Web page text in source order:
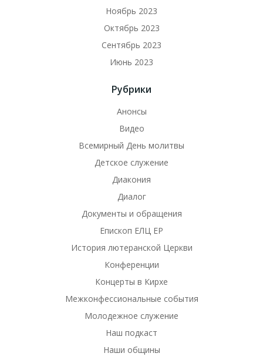
Ноябрь 2023
Октябрь 2023
Сентябрь 2023
Июнь 2023
Рубрики
Анонсы
Видео
Всемирный День молитвы
Детское служение
Диакония
Диалог
Документы и обращения
Епископ ЕЛЦ ЕР
История лютеранской Церкви
Конференции
Концерты в Кирхе
Межконфессиональные события
Молодежное служение
Наш подкаст
Наши общины